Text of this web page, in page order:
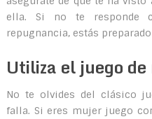
ella. Si no te responde
repugnancia, estás
Utiliza el juego
No te olvides del clásico
falla. Si eres mujer juego